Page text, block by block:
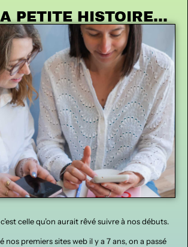
PETITE HISTOIRE...
celle qu’on aurait rêvé suivre à nos débuts.
nos premiers sites web il y a 7 ans, on a passé